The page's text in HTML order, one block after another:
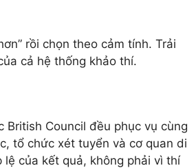
rồi chọn theo cảm tính. Trải
cả hệ thống khảo thí.
British Council đều phục vụ cùng
tổ chức xét tuyển và cơ quan di
của kết quả, không phải vì thí